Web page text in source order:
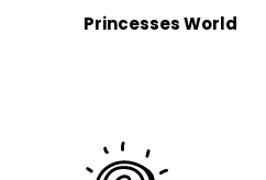
Princesses World